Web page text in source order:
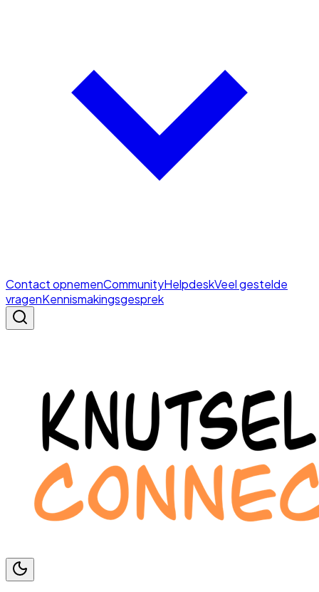
Contact opnemenCommunityHelpdeskVeel gestelde
vragenKennismakingsgesprek